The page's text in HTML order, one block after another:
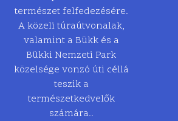
természet felfedezésére.
A közeli túraútvonalak,
valamint a Bükk és a
Bükki Nemzeti Park
közelsége vonzó úti céllá
teszik a
természetkedvelők
számára..